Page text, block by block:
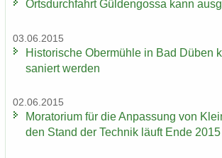
Orts­durch­fahrt Gül­den­gos­sa kann
03.06.2015
His­to­ri­sche Ober­müh­le in Bad Düben
sa­niert wer­den
02.06.2015
Mo­ra­to­ri­um für die An­pas­sung von
den Stand der Tech­nik läuft Ende